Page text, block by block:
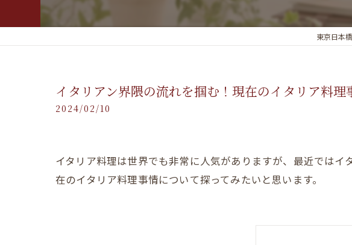
東京日本
イタリアン界隈の流れを掴む！現在のイタリア料理
2024/02/10
イタリア料理は世界でも非常に人気がありますが、最近では
在のイタリア料理事情について探ってみたいと思います。